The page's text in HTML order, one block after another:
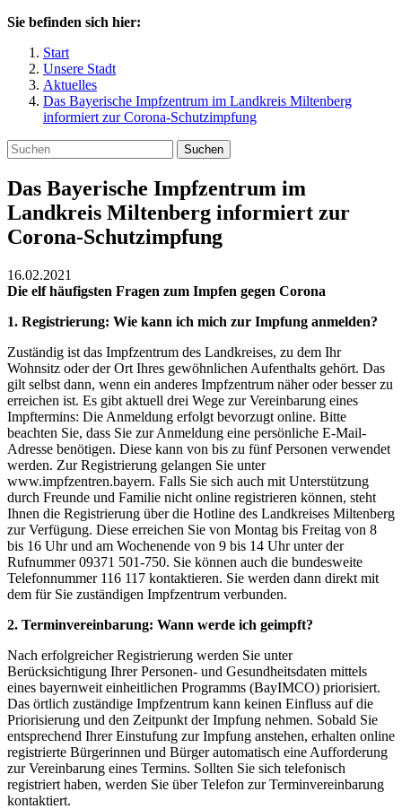
Sie befinden sich hier:
Start
Unsere Stadt
Aktuelles
Das Bayerische Impfzentrum im Landkreis Miltenberg
informiert zur Corona-Schutzimpfung
Suchen
Das Bayerische Impfzentrum im
Landkreis Miltenberg informiert zur
Corona-Schutzimpfung
16.02.2021
Die elf häufigsten Fragen zum Impfen gegen Corona
1. Registrierung: Wie kann ich mich zur Impfung anmelden?
Zuständig ist das Impfzentrum des Landkreises, zu dem Ihr
Wohnsitz oder der Ort Ihres gewöhnlichen Aufenthalts gehört. Das
gilt selbst dann, wenn ein anderes Impfzentrum näher oder besser zu
erreichen ist. Es gibt aktuell drei Wege zur Vereinbarung eines
Impftermins: Die Anmeldung erfolgt bevorzugt online. Bitte
beachten Sie, dass Sie zur Anmeldung eine per­sönliche E-Mail-
Adresse benötigen. Diese kann von bis zu fünf Personen verwendet
werden. Zur Registrierung gelangen Sie unter
www.impfzentren.bayern. Falls Sie sich auch mit Unterstützung
durch Freunde und Familie nicht online registrieren können, steht
Ihnen die Registrierung über die Hotline des Landkreises Miltenberg
zur Verfügung. Diese erreichen Sie von Montag bis Freitag von 8
bis 16 Uhr und am Wochen­ende von 9 bis 14 Uhr unter der
Rufnummer 09371 501-750. Sie können auch die bundesweite
Telefon­nummer 116 117 kontaktieren. Sie werden dann direkt mit
dem für Sie zuständigen Impfzentrum verbunden.
2. Terminvereinbarung: Wann werde ich geimpft?
Nach erfolgreicher Registrierung werden Sie unter
Berücksichtigung Ihrer Personen- und Gesundheitsda­ten mittels
eines bayernweit einheitlichen Programms (BayIMCO) priorisiert.
Das örtlich zuständige Impfzent­rum kann keinen Einfluss auf die
Priorisierung und den Zeitpunkt der Impfung nehmen. Sobald Sie
entspre­chend Ihrer Einstufung zur Impfung anstehen, erhalten online
registrierte Bürgerinnen und Bürger automatisch eine Aufforderung
zur Vereinbarung eines Termins. Sollten Sie sich telefonisch
registriert haben, werden Sie über Telefon zur Terminvereinbarung
kontaktiert.